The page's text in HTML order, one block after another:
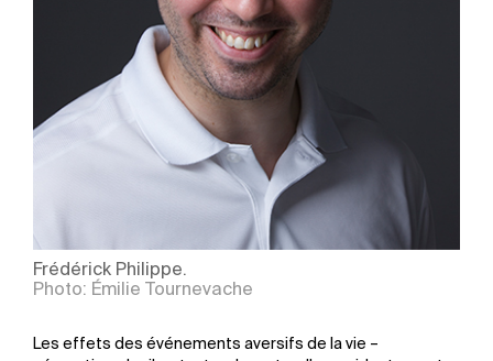
Frédérick Philippe.
Photo: Émilie Tournevache
Les effets des événements aversifs de la vie –